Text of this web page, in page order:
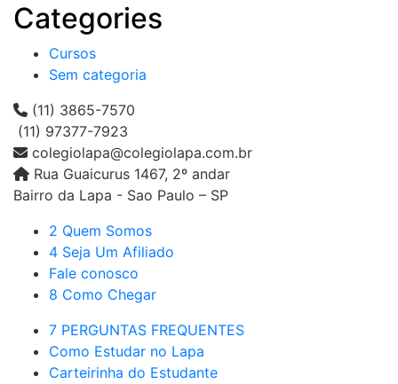
Categories
Cursos
Sem categoria
(11) 3865-7570
(11) 97377-7923
colegiolapa@colegiolapa.com.br
Rua Guaicurus 1467, 2º andar
Bairro da Lapa - Sao Paulo – SP
2 Quem Somos
4 Seja Um Afiliado
Fale conosco
8 Como Chegar
7 PERGUNTAS FREQUENTES
Como Estudar no Lapa
Carteirinha do Estudante